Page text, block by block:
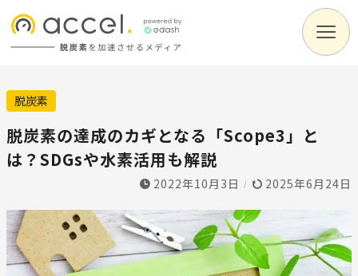
脱炭素
脱炭素の達成のカギとなる「Scope3」と
は？SDGsや水素活用も解説
2022年10月3日 / 2025年6月24日